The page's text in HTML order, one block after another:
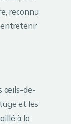
reconnu
entretenir
œils-de-
et les
à la